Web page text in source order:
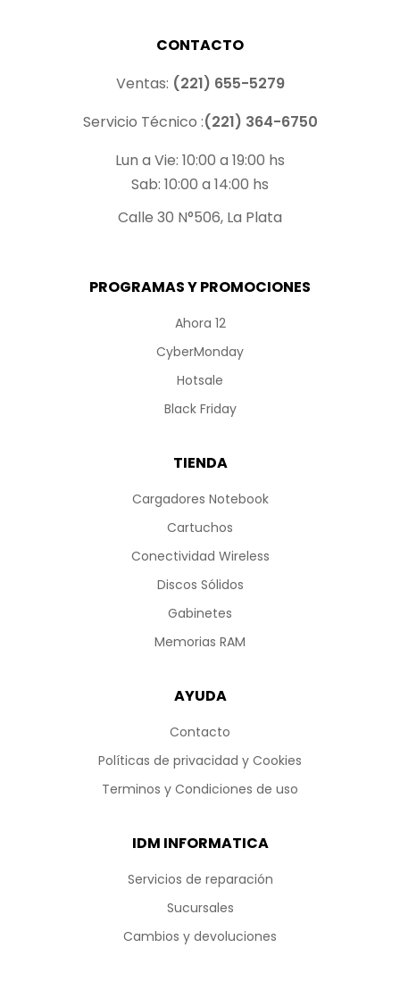
PROGRAMAS Y PROMOCIONES
Ahora 12
CyberMonday
Hotsale
Black Friday
TIENDA
Cargadores Notebook
Cartuchos
Conectividad Wireless
Discos Sólidos
Gabinetes
Memorias RAM
AYUDA
Contacto
Políticas de privacidad y Cookies
Terminos y Condiciones de uso
IDM INFORMATICA
Servicios de reparación
Sucursales
Cambios y devoluciones
CONTACTO
Ventas: (221) 655-5279
Servicio Técnico :(221) 364-6750
Lun a Vie: 10:00 a 19:00 hs
Sab: 10:00 a 14:00 hs
Calle 30 N°506, La Plata